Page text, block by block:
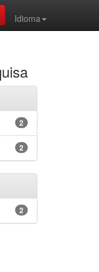
Idioma
2
2
2